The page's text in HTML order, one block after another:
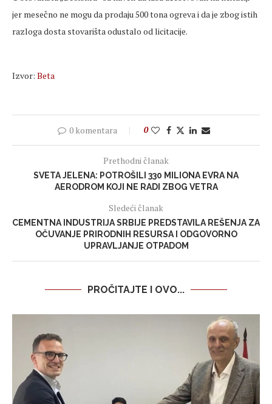
jer mesečno ne mogu da prodaju 500 tona ogreva i da je zbog istih
razloga dosta stovarišta odustalo od licitacije.
Izvor: Beta
0 komentara 0
Prethodni članak
SVETA JELENA: POTROŠILI 330 MILIONA EVRA NA
AERODROM KOJI NE RADI ZBOG VETRA
Sledeći članak
CEMENTNA INDUSTRIJA SRBIJE PREDSTAVILA REŠENJA ZA
OČUVANJE PRIRODNIH RESURSA I ODGOVORNO
UPRAVLJANJE OTPADOM
PROČITAJTE I OVO...